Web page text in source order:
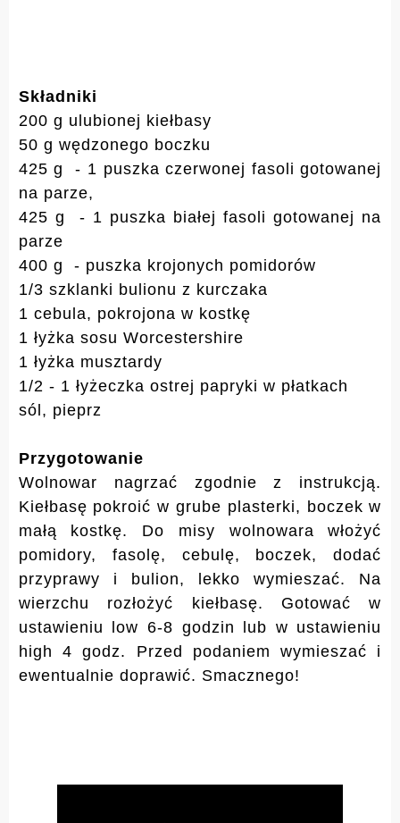
Składniki
200 g ulubionej kiełbasy
50 g wędzonego boczku
425 g - 1 puszka czerwonej fasoli gotowanej
na parze,
425 g - 1 puszka białej fasoli gotowanej na
parze
400 g - puszka krojonych pomidorów
1/3 szklanki bulionu z kurczaka
1 cebula, pokrojona w kostkę
1 łyżka sosu Worcestershire
1 łyżka musztardy
1/2 - 1 łyżeczka ostrej papryki w płatkach
sól, pieprz
Przygotowanie
Wolnowar nagrzać zgodnie z instrukcją.
Kiełbasę pokroić w grube plasterki, boczek w
małą kostkę. Do misy wolnowara włożyć
pomidory, fasolę, cebulę, boczek, dodać
przyprawy i bulion, lekko wymieszać. Na
wierzchu rozłożyć kiełbasę. Gotować w
ustawieniu low 6-8 godzin lub w ustawieniu
high 4 godz. Przed podaniem wymieszać i
ewentualnie doprawić. Smacznego!